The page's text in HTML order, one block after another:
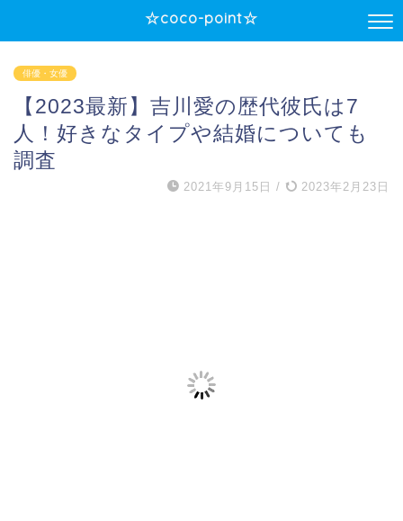
☆coco-point☆
俳優・女優
【2023最新】吉川愛の歴代彼氏は7
人！好きなタイプや結婚についても
調査
2021年9月15日 / 2023年2月23日